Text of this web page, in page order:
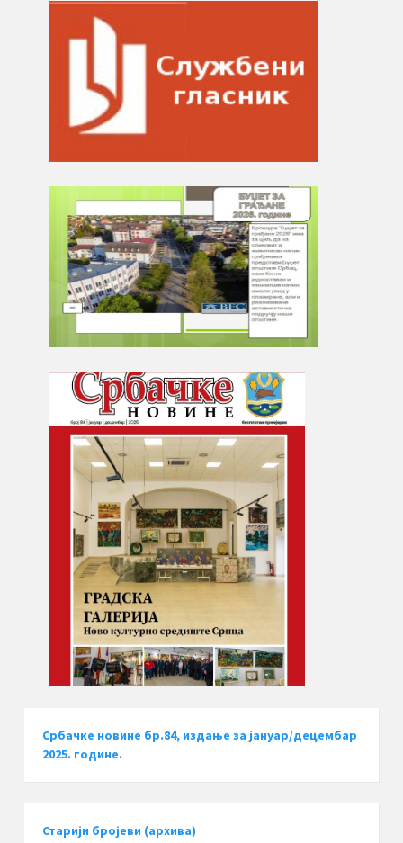
Србачке новине бр.84, издање за јануар/децембар
2025. године.
Старији бројеви (архива)